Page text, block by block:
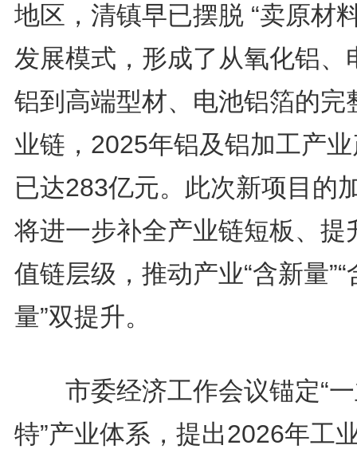
地区，清镇早已摆脱 “卖原材
发展模式，形成了从氧化铝、
铝到高端型材、电池铝箔的完
业链，2025年铝及铝加工产
已达283亿元。此次新项目的
将进一步补全产业链短板、提
值链层级，推动产业“含新量”“
量”双提升。
市委经济工作会议锚定“一
特”产业体系，提出2026年工